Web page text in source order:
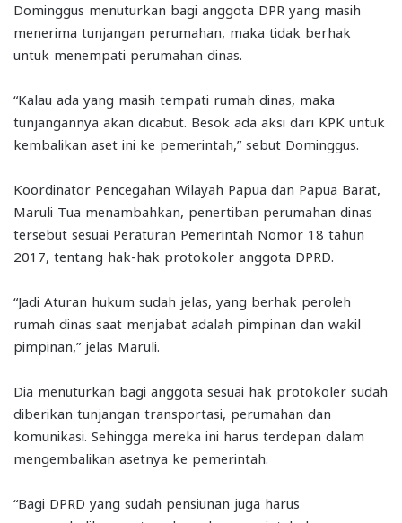
Dominggus menuturkan bagi anggota DPR yang masih
menerima tunjangan perumahan, maka tidak berhak
untuk menempati perumahan dinas.
“Kalau ada yang masih tempati rumah dinas, maka
tunjangannya akan dicabut. Besok ada aksi dari KPK untuk
kembalikan aset ini ke pemerintah,” sebut Dominggus.
Koordinator Pencegahan Wilayah Papua dan Papua Barat,
Maruli Tua menambahkan, penertiban perumahan dinas
tersebut sesuai Peraturan Pemerintah Nomor 18 tahun
2017, tentang hak-hak protokoler anggota DPRD.
“Jadi Aturan hukum sudah jelas, yang berhak peroleh
rumah dinas saat menjabat adalah pimpinan dan wakil
pimpinan,” jelas Maruli.
Dia menuturkan bagi anggota sesuai hak protokoler sudah
diberikan tunjangan transportasi, perumahan dan
komunikasi. Sehingga mereka ini harus terdepan dalam
mengembalikan asetnya ke pemerintah.
“Bagi DPRD yang sudah pensiunan juga harus